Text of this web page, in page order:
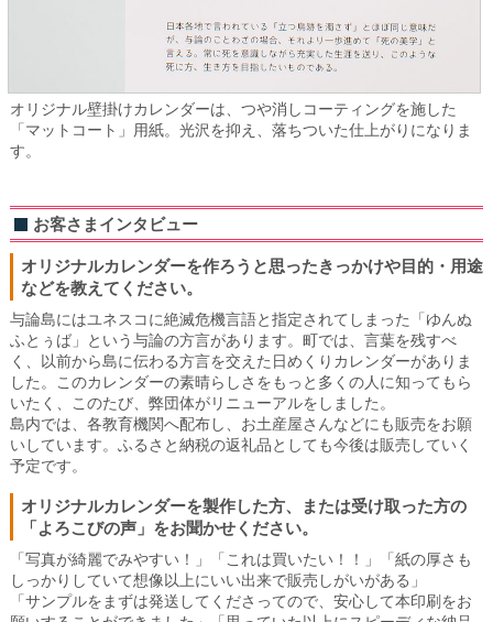
オリジナル壁掛けカレンダーは、つや消しコーティングを施した
「マットコート」用紙。光沢を抑え、落ちついた仕上がりになりま
す。
お客さまインタビュー
オリジナルカレンダーを作ろうと思ったきっかけや目的・用途
などを教えてください。
与論島にはユネスコに絶滅危機言語と指定されてしまった「ゆんぬ
ふとぅば」という与論の方言があります。町では、言葉を残すべ
く、以前から島に伝わる方言を交えた日めくりカレンダーがありま
した。このカレンダーの素晴らしさをもっと多くの人に知ってもら
いたく、このたび、弊団体がリニューアルをしました。
島内では、各教育機関へ配布し、お土産屋さんなどにも販売をお願
いしています。ふるさと納税の返礼品としても今後は販売していく
予定です。
オリジナルカレンダーを製作した方、または受け取った方の
「よろこびの声」をお聞かせください。
「写真が綺麗でみやすい！」「これは買いたい！！」「紙の厚さも
しっかりしていて想像以上にいい出来で販売しがいがある」
「サンプルをまずは発送してくださってので、安心して本印刷をお